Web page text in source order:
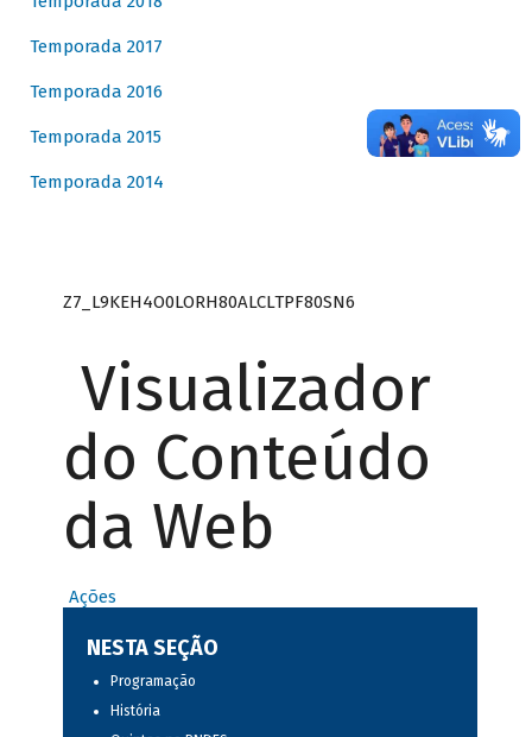
Temporada 2017
Temporada 2016
Temporada 2015
Temporada 2014
Z7_L9KEH4O0LORH80ALCLTPF80SN6
Visualizador
do Conteúdo
da Web
Ações
NESTA SEÇÃO
Programação
História